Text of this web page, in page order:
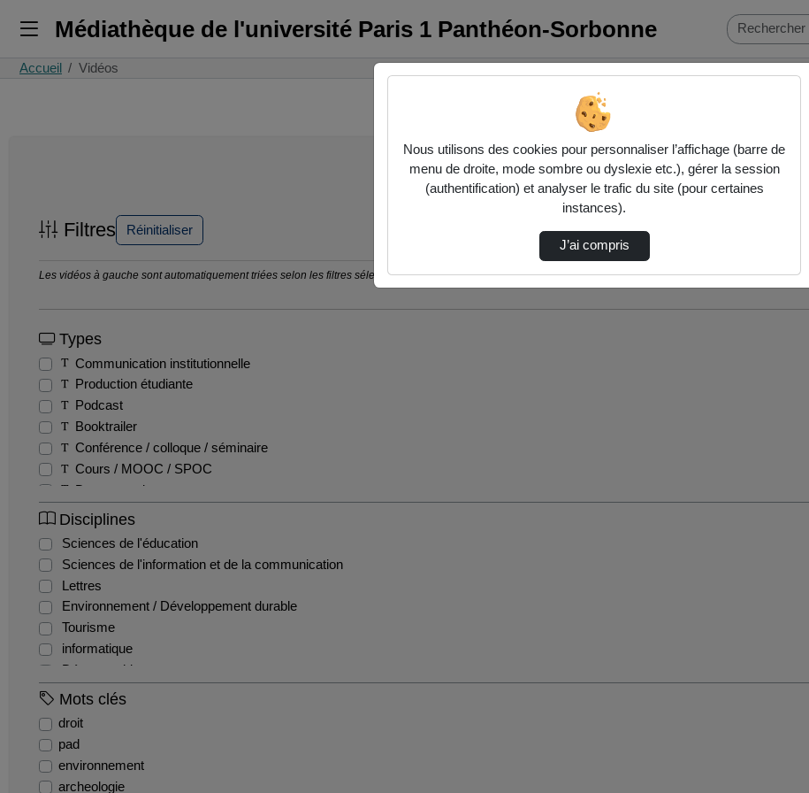
Médiathèque de l'université Paris 1 Panthéon-Sorbonne
Accueil Vidéos
Filtres Réinitialiser
Les vidéos à gauche sont automatiquement triées selon les filtres sélectionnés ci-dessous. Consultez les options pour ajuster les résultats.
Types
Communication institutionnelle
Production étudiante
Podcast
Booktrailer
Conférence / colloque / séminaire
Cours / MOOC / SPOC
Documentaire
Fiction
Entretien / Témoignage / Retour d'expérience
Disciplines
Sciences de l'éducation
Sciences de l'information et de la communication
Lettres
Environnement / Développement durable
Tourisme
informatique
Démographie
Histoire de l'art et archéologie
Économie
Mots clés
droit
pad
environnement
archeologie
Nous utilisons des cookies pour personnaliser l’affichage (barre de
menu de droite, mode sombre ou dyslexie etc.), gérer la session
(authentification) et analyser le trafic du site (pour certaines
instances).
J’ai compris